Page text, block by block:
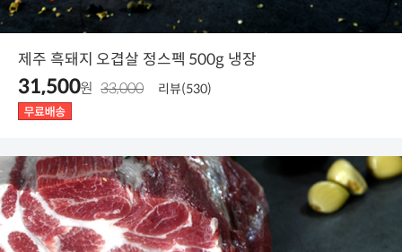
제주 흑돼지 오겹살 정스펙 500g 냉장
31,500원 33,000 리뷰(530)